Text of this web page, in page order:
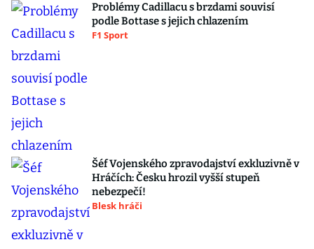
Problémy Cadillacu s brzdami souvisí
podle Bottase s jejich chlazením
F1 Sport
Šéf Vojenského zpravodajství exkluzivně v
Hráčích: Česku hrozil vyšší stupeň
nebezpečí!
Blesk hráči